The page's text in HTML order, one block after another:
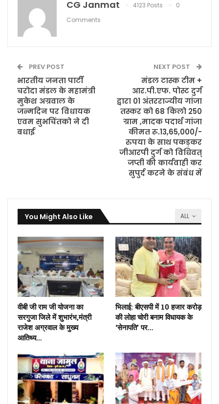
CG Janmat 4123 Posts
0
Comments
PREV POST
भारतीय जनता पार्टी
चरोदा मंडल के महामंत्री
मुकेश अग्रवाल के
जन्मदिन पर विधायक
एवम सुभचिंतको ने दी
बधाई
NEXT POST
मंडल टास्क टीम +
आर.पी.एफ. पोस्ट दुर्ग
द्वारा 01 अंतरराज्यीय गांजा
तस्कर को 68 किलो 250
ग्राम ,मादक पदार्थ गांजा
कीमत रू.13,65,000/-
रुपया के साथ पकड़कर
जीआरपी दुर्ग को विधिवत्
जप्ती की कार्यवाही कर
सुपुर्द करने के संबंध में
ALL
You Might Also Like
वीबी जी राम जी योजना का
सरगुजा जिले में शुभारंभ,मंत्री
राजेश अग्रवाल के मुख्य
आतिथ्य…
भिलाई: बीएसपी में 10 हजार करोड़
की लोहा चोरी बनाम विधायक के
‘सेनापति’ पर…